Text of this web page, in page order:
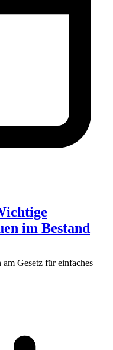
im Bestand
Gesetz für einfaches